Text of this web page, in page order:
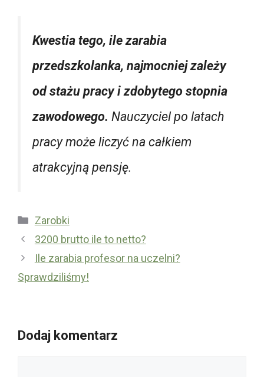
Kwestia tego, ile zarabia
przedszkolanka, najmocniej zależy
od stażu pracy i zdobytego stopnia
zawodowego. Nauczyciel po latach
pracy może liczyć na całkiem
atrakcyjną pensję.
Kategorie
Zarobki
3200 brutto ile to netto?
Ile zarabia profesor na uczelni?
Sprawdziliśmy!
Dodaj komentarz